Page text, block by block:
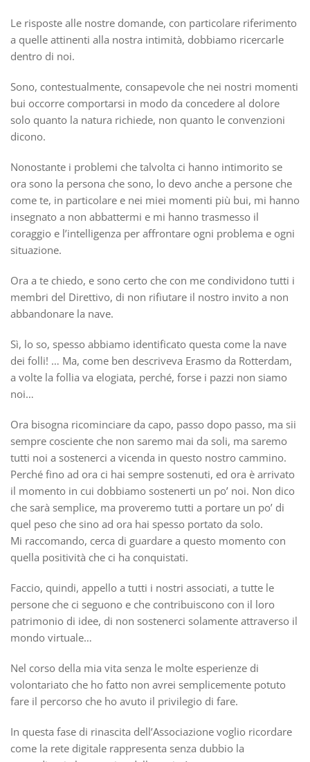
Le risposte alle nostre domande, con particolare riferimento
a quelle attinenti alla nostra intimità, dobbiamo ricercarle
dentro di noi.
Sono, contestualmente, consapevole che nei nostri momenti
bui occorre comportarsi in modo da concedere al dolore
solo quanto la natura richiede, non quanto le convenzioni
dicono.
Nonostante i problemi che talvolta ci hanno intimorito se
ora sono la persona che sono, lo devo anche a persone che
come te, in particolare e nei miei momenti più bui, mi hanno
insegnato a non abbattermi e mi hanno trasmesso il
coraggio e l’intelligenza per affrontare ogni problema e ogni
situazione.
Ora a te chiedo, e sono certo che con me condividono tutti i
membri del Direttivo, di non rifiutare il nostro invito a non
abbandonare la nave.
Sì, lo so, spesso abbiamo identificato questa come la nave
dei folli! … Ma, come ben descriveva Erasmo da Rotterdam,
a volte la follia va elogiata, perché, forse i pazzi non siamo
noi…
Ora bisogna ricominciare da capo, passo dopo passo, ma sii
sempre cosciente che non saremo mai da soli, ma saremo
tutti noi a sostenerci a vicenda in questo nostro cammino.
Perché fino ad ora ci hai sempre sostenuti, ed ora è arrivato
il momento in cui dobbiamo sostenerti un po’ noi. Non dico
che sarà semplice, ma proveremo tutti a portare un po’ di
quel peso che sino ad ora hai spesso portato da solo.
Mi raccomando, cerca di guardare a questo momento con
quella positività che ci ha conquistati.
Faccio, quindi, appello a tutti i nostri associati, a tutte le
persone che ci seguono e che contribuiscono con il loro
patrimonio di idee, di non sostenerci solamente attraverso il
mondo virtuale…
Nel corso della mia vita senza le molte esperienze di
volontariato che ho fatto non avrei semplicemente potuto
fare il percorso che ho avuto il privilegio di fare.
In questa fase di rinascita dell’Associazione voglio ricordare
come la rete digitale rappresenta senza dubbio la